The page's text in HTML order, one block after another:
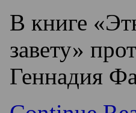
В книге
завету»
Геннадия